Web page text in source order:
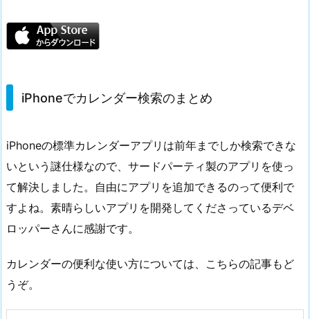
iPhoneでカレンダー検索のまとめ
iPhoneの標準カレンダーアプリは前年までしか検索できな
いという謎仕様なので、サードパーティ製のアプリを使っ
て解決しました。自由にアプリを追加できるのって便利で
すよね。素晴らしいアプリを開発してくださっているデベ
ロッパーさんに感謝です。
カレンダーの便利な使い方については、こちらの記事もど
うぞ。